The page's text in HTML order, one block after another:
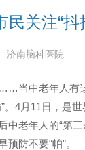
关注“抖
济南脑科医院
当中老年人有
4月11日，是
老年人的“第
防不要“帕”。